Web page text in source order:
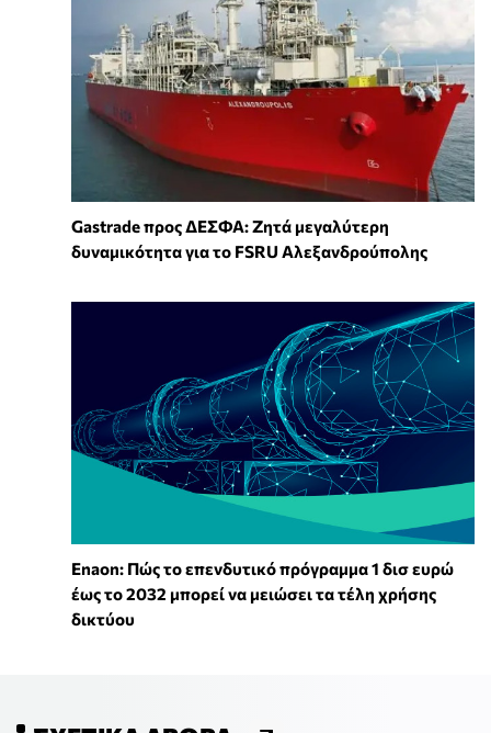
Gastrade προς ΔΕΣΦΑ: Ζητά μεγαλύτερη
δυναμικότητα για το FSRU Αλεξανδρούπολης
Enaon: Πώς το επενδυτικό πρόγραμμα 1 δισ ευρώ
έως το 2032 μπορεί να μειώσει τα τέλη χρήσης
δικτύου